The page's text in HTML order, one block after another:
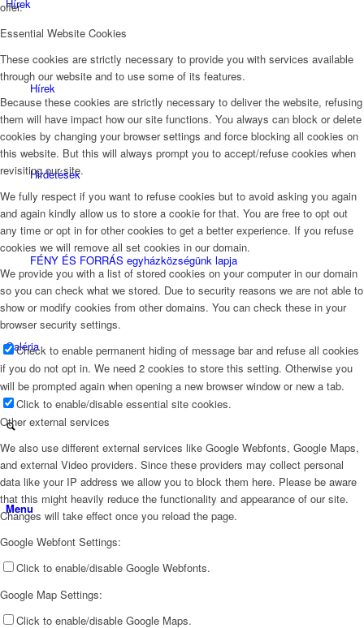
Hírek
Hírek
Hirdetések
FÉNY ÉS FORRÁS egyházközségünk lapja
Galéria
Menu
offer.
Essential Website Cookies
These cookies are strictly necessary to provide you with services available
through our website and to use some of its features.
Because these cookies are strictly necessary to deliver the website, refusing
them will have impact how our site functions. You always can block or delete
cookies by changing your browser settings and force blocking all cookies on
this website. But this will always prompt you to accept/refuse cookies when
revisiting our site.
We fully respect if you want to refuse cookies but to avoid asking you again
and again kindly allow us to store a cookie for that. You are free to opt out
any time or opt in for other cookies to get a better experience. If you refuse
cookies we will remove all set cookies in our domain.
We provide you with a list of stored cookies on your computer in our domain
so you can check what we stored. Due to security reasons we are not able to
show or modify cookies from other domains. You can check these in your
browser security settings.
Check to enable permanent hiding of message bar and refuse all cookies
if you do not opt in. We need 2 cookies to store this setting. Otherwise you
will be prompted again when opening a new browser window or new a tab.
Click to enable/disable essential site cookies.
Other external services
We also use different external services like Google Webfonts, Google Maps,
and external Video providers. Since these providers may collect personal
data like your IP address we allow you to block them here. Please be aware
that this might heavily reduce the functionality and appearance of our site.
Changes will take effect once you reload the page.
Google Webfont Settings:
Click to enable/disable Google Webfonts.
Google Map Settings:
Click to enable/disable Google Maps.